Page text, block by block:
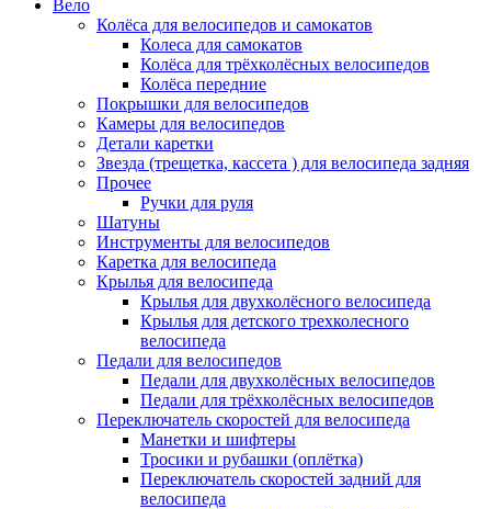
Вело
Колёса для велосипедов и самокатов
Колеса для самокатов
Колёса для трёхколёсных велосипедов
Колёса передние
Покрышки для велосипедов
Камеры для велосипедов
Детали каретки
Звезда (трещетка, кассета ) для велосипеда задняя
Прочее
Ручки для руля
Шатуны
Инструменты для велосипедов
Каретка для велосипеда
Крылья для велосипеда
Крылья для двухколёсного велосипеда
Крылья для детского трехколесного
велосипеда
Педали для велосипедов
Педали для двухколёсных велосипедов
Педали для трёхколёсных велосипедов
Переключатель скоростей для велосипеда
Манетки и шифтеры
Тросики и рубашки (оплётка)
Переключатель скоростей задний для
велосипеда